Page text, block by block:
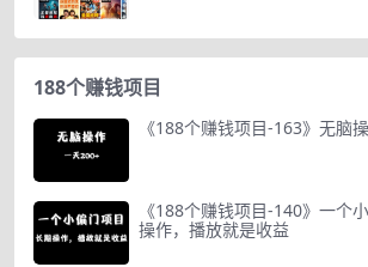
188个赚钱项目
《188个赚钱项目-163》无脑
《188个赚钱项目-140》一个
操作，播放就是收益